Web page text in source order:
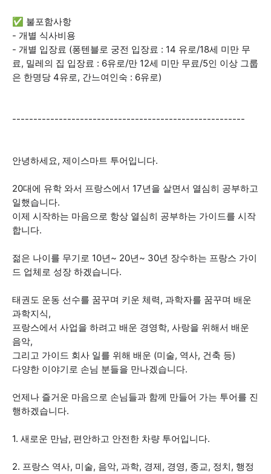
✅ 불포함사항
- 개별 식사비용
- 개별 입장료 (퐁텐블로 궁전 입장료 : 14 유로/18세 미만 무
료, 밀레의 집 입장료 : 6유로/만 12세 미만 무료/5인 이상 그룹
은 한명당 4유로, 간느여인숙 : 6유로)
-------------------------------------------------------
안녕하세요, 제이스마트 투어입니다.
20대에 유학 와서 프랑스에서 17년을 살면서 열심히 공부하고
일했습니다.
이제 시작하는 마음으로 항상 열심히 공부하는 가이드를 시작
합니다.
젊은 나이를 무기로 10년~ 20년~ 30년 장수하는 프랑스 가이
드 업체로 성장 하겠습니다.
태권도 운동 선수를 꿈꾸며 키운 체력, 과학자를 꿈꾸며 배운
과학지식,
프랑스에서 사업을 하려고 배운 경영학, 사랑을 위해서 배운
음악,
그리고 가이드 회사 일를 위해 배운 (미술, 역사, 건축 등)
다양한 이야기로 손님 분들을 만나겠습니다.
언제나 즐거운 마음으로 손님들과 함께 만들어 가는 투어를 진
행하겠습니다.
1. 새로운 만남, 편안하고 안전한 차량 투어입니다.
2. 프랑스 역사, 미술, 음악, 과학, 경제, 경영, 종교, 정치, 행정